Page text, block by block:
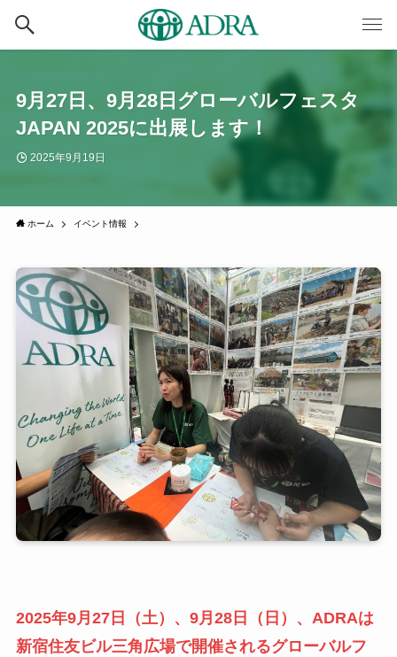
9⽉27⽇、9月28日グローバルフェスタ
JAPAN 2025に出展します！
2025年9月19日
ホーム イベント情報
2025年9⽉27⽇（土）、9月28日（日）、ADRAは
新宿住友ビル三角広場で開催されるグローバルフ